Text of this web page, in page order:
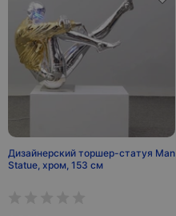
Дизайнерский торшер-статуя Man
Statue, хром, 153 см